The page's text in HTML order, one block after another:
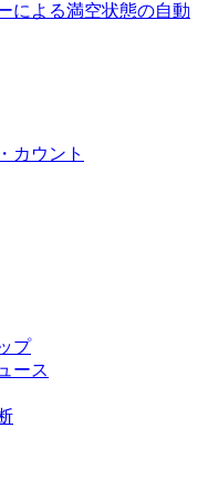
による満空状態の自動
カウント
プ
ース